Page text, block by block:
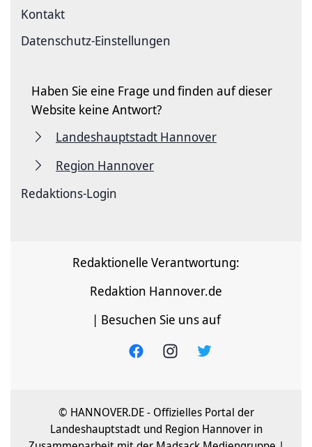
Kontakt
Datenschutz-Einstellungen
Haben Sie eine Frage und finden auf dieser
Website keine Antwort?
Landeshauptstadt Hannover
Region Hannover
Redaktions-Login
Redaktionelle Verantwortung:
Redaktion Hannover.de
| Besuchen Sie uns auf
© HANNOVER.DE - Offizielles Portal der
Landeshauptstadt und Region Hannover in